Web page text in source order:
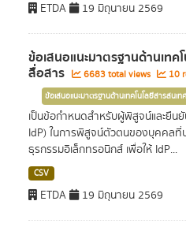
ETDA 19 มิถุนายน 2569
ข้อเสนอแนะมาตรฐานด้านเทค
สื่อสาร 6683 total views 10
ข้อเสนอแนะมาตรฐานด้านเทคโนโลยีสารสนเ
เป็นข้อกำหนดสำหรับผู้พิสูจน์และยื
IdP) ในการพิสูจน์ตัวตนของบุคคลที่
ธุรกรรมอิเล็กทรอนิกส์ เพื่อให้ IdP...
CSV
ETDA 19 มิถุนายน 2569